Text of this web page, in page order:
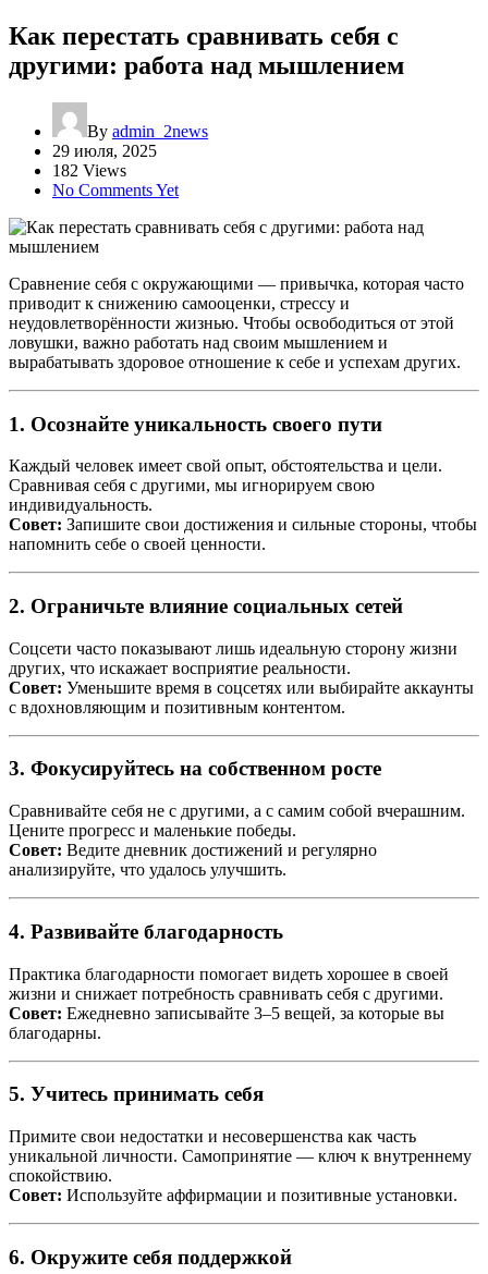
Как перестать сравнивать себя с
другими: работа над мышлением
By admin_2news
29 июля, 2025
182 Views
No Comments Yet
Сравнение себя с окружающими — привычка, которая часто
приводит к снижению самооценки, стрессу и
неудовлетворённости жизнью. Чтобы освободиться от этой
ловушки, важно работать над своим мышлением и
вырабатывать здоровое отношение к себе и успехам других.
1. Осознайте уникальность своего пути
Каждый человек имеет свой опыт, обстоятельства и цели.
Сравнивая себя с другими, мы игнорируем свою
индивидуальность.
Совет: Запишите свои достижения и сильные стороны, чтобы
напомнить себе о своей ценности.
2. Ограничьте влияние социальных сетей
Соцсети часто показывают лишь идеальную сторону жизни
других, что искажает восприятие реальности.
Совет: Уменьшите время в соцсетях или выбирайте аккаунты
с вдохновляющим и позитивным контентом.
3. Фокусируйтесь на собственном росте
Сравнивайте себя не с другими, а с самим собой вчерашним.
Цените прогресс и маленькие победы.
Совет: Ведите дневник достижений и регулярно
анализируйте, что удалось улучшить.
4. Развивайте благодарность
Практика благодарности помогает видеть хорошее в своей
жизни и снижает потребность сравнивать себя с другими.
Совет: Ежедневно записывайте 3–5 вещей, за которые вы
благодарны.
5. Учитесь принимать себя
Примите свои недостатки и несовершенства как часть
уникальной личности. Самопринятие — ключ к внутреннему
спокойствию.
Совет: Используйте аффирмации и позитивные установки.
6. Окружите себя поддержкой